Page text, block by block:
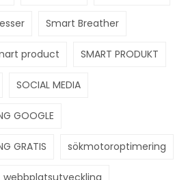
Smart Breather
product SMART PRODUKT
SOCIAL MEDIA
GOOGLE
GRATIS sökmotoroptimering
webbplatsutveckling